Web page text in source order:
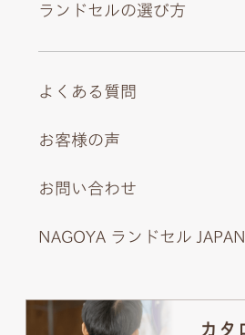
ランドセルの選び方
よくある質問
お客様の声
お問い合わせ
NAGOYA ランドセル JAPAN